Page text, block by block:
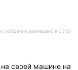
размещено в 03:56
своей машине на